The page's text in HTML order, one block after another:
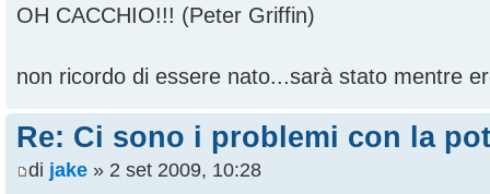
OH CACCHIO!!! (Peter Griffin)
non ricordo di essere nato...sarà stato mentre
Re: Ci sono i problemi con la
di jake » 2 set 2009, 10:28